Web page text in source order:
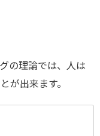
の理論では、人は
が出来ます。